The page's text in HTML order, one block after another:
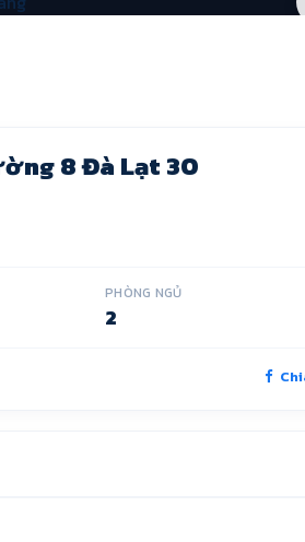
8 Đà Lạt 30
PHÒNG NGỦ
2